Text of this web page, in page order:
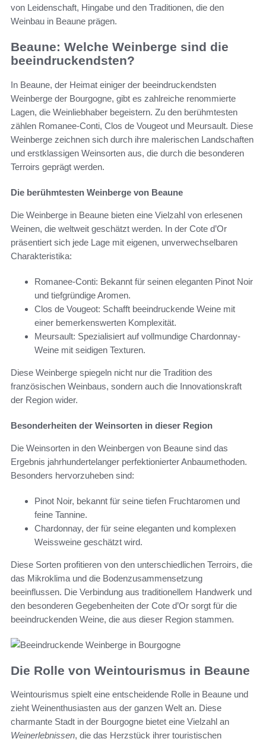
von Leidenschaft, Hingabe und den Traditionen, die den
Weinbau in Beaune prägen.
Beaune: Welche Weinberge sind die
beeindruckendsten?
In Beaune, der Heimat einiger der beeindruckendsten
Weinberge der Bourgogne, gibt es zahlreiche renommierte
Lagen, die Weinliebhaber begeistern. Zu den berühmtesten
zählen Romanee-Conti, Clos de Vougeot und Meursault. Diese
Weinberge zeichnen sich durch ihre malerischen Landschaften
und erstklassigen Weinsorten aus, die durch die besonderen
Terroirs geprägt werden.
Die berühmtesten Weinberge von Beaune
Die Weinberge in Beaune bieten eine Vielzahl von erlesenen
Weinen, die weltweit geschätzt werden. In der Cote d’Or
präsentiert sich jede Lage mit eigenen, unverwechselbaren
Charakteristika:
Romanee-Conti: Bekannt für seinen eleganten Pinot Noir
und tiefgründige Aromen.
Clos de Vougeot: Schafft beeindruckende Weine mit
einer bemerkenswerten Komplexität.
Meursault: Spezialisiert auf vollmundige Chardonnay-
Weine mit seidigen Texturen.
Diese Weinberge spiegeln nicht nur die Tradition des
französischen Weinbaus, sondern auch die Innovationskraft
der Region wider.
Besonderheiten der Weinsorten in dieser Region
Die Weinsorten in den Weinbergen von Beaune sind das
Ergebnis jahrhundertelanger perfektionierter Anbaumethoden.
Besonders hervorzuheben sind:
Pinot Noir, bekannt für seine tiefen Fruchtaromen und
feine Tannine.
Chardonnay, der für seine eleganten und komplexen
Weissweine geschätzt wird.
Diese Sorten profitieren von den unterschiedlichen Terroirs, die
das Mikroklima und die Bodenzusammensetzung
beeinflussen. Die Verbindung aus traditionellem Handwerk und
den besonderen Gegebenheiten der Cote d’Or sorgt für die
beeindruckenden Weine, die aus dieser Region stammen.
Die Rolle von Weintourismus in Beaune
Weintourismus spielt eine entscheidende Rolle in Beaune und
zieht Weinenthusiasten aus der ganzen Welt an. Diese
charmante Stadt in der Bourgogne bietet eine Vielzahl an
Weinerlebnissen, die das Herzstück ihrer touristischen